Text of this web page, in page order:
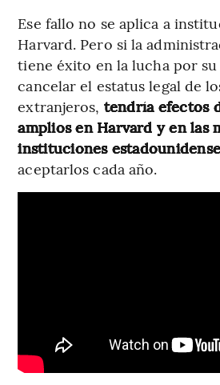
Ese fallo no se aplica a
Harvard. Pero si la
tiene éxito en la lucha por
cancelar el estatus legal de
extranjeros, tendría efectos
amplios en Harvard y en las
instituciones
aceptarlos cada año.